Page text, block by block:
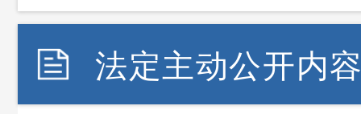
法定主动公开内